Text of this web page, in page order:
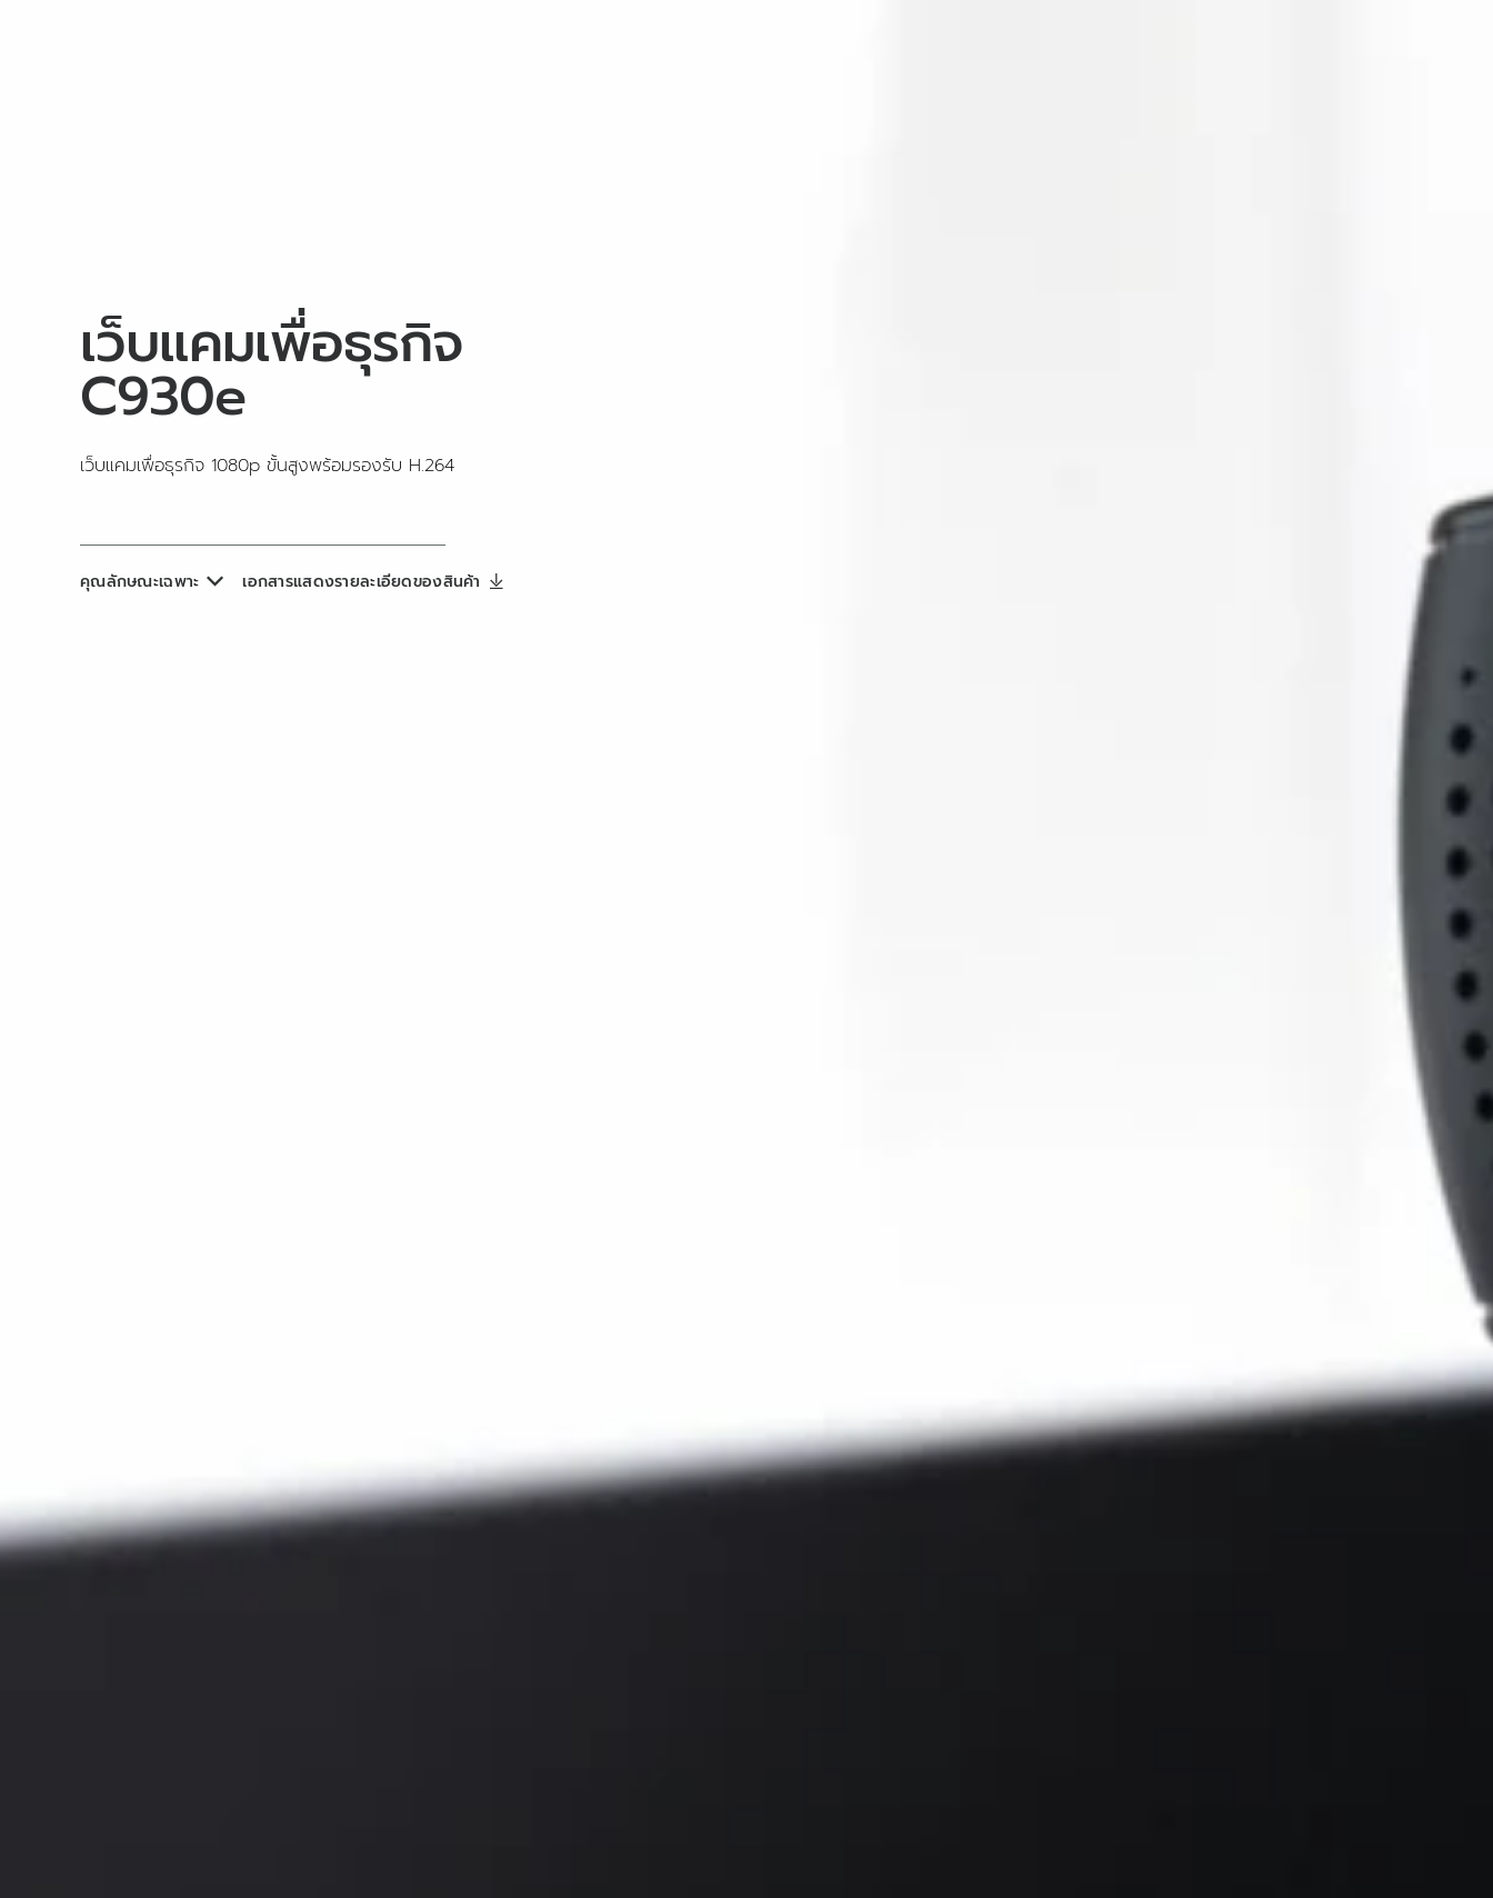
เว็บแคมเพื่อธุรกิจ
C930e
เว็บแคมเพื่อธุรกิจ 1080p ขั้นสูงพร้อมรองรับ H.264
คุณลักษณะเฉพาะ เอกสารแสดงรายละเอียดของสินค้า